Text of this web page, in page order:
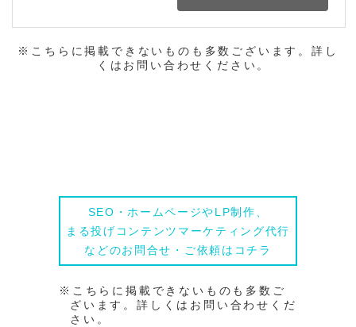
※こちらに掲載できないものも多数ございます。詳し
くはお問い合わせください。
SEO・ホームページやLP制作、
まる投げコンテンツマーケティング代行
などのお問合せ・ご依頼はコチラ
※こちらに掲載できないものも多数ご
ざいます。詳しくはお問い合わせくだ
さい。